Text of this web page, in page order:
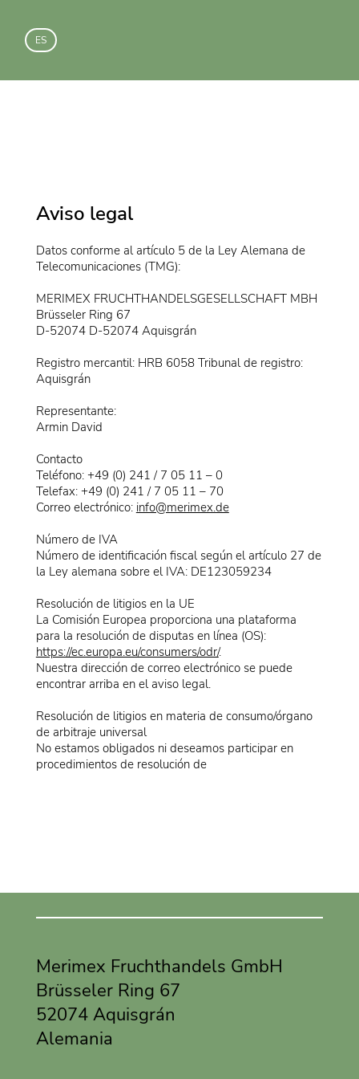
ES
Aviso legal
Datos conforme al artículo 5 de la Ley Alemana de
Telecomunicaciones (TMG):
MERIMEX FRUCHTHANDELSGESELLSCHAFT MBH
Brüsseler Ring 67
D-52074 D-52074 Aquisgrán
Registro mercantil: HRB 6058 Tribunal de registro:
Aquisgrán
Representante:
Armin David
Contacto
Teléfono: +49 (0) 241 / 7 05 11 – 0
Telefax: +49 (0) 241 / 7 05 11 – 70
Correo electrónico: info@merimex.de
Número de IVA
Número de identificación fiscal según el artículo 27 de
la Ley alemana sobre el IVA: DE123059234
Resolución de litigios en la UE
La Comisión Europea proporciona una plataforma
para la resolución de disputas en línea (OS):
https://ec.europa.eu/consumers/odr/.
Nuestra dirección de correo electrónico se puede
encontrar arriba en el aviso legal.
Resolución de litigios en materia de consumo/órgano
de arbitraje universal
No estamos obligados ni deseamos participar en
procedimientos de resolución de
Merimex Fruchthandels GmbH
Brüsseler Ring 67
52074 Aquisgrán
Alemania